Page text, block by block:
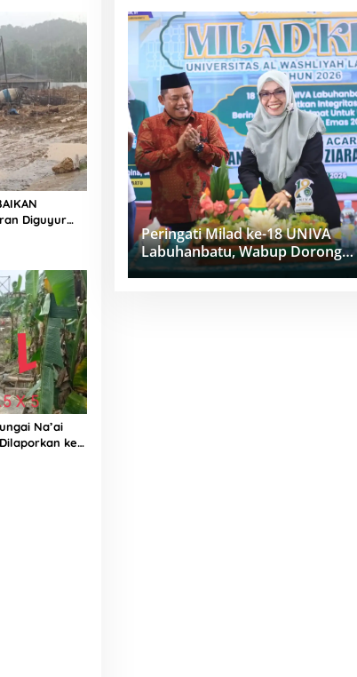
Diguyur
Na’ai
ke
Peringati Milad ke-18 UNIVA
Labuhanbatu, Wabup Dorong
Penguatan SDM Unggul Menuju